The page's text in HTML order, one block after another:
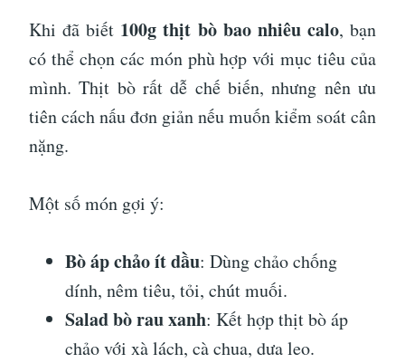
Khi đã biết 100g thịt bò bao nhiêu calo, bạn
có thể chọn các món phù hợp với mục tiêu của
mình. Thịt bò rất dễ chế biến, nhưng nên ưu
tiên cách nấu đơn giản nếu muốn kiểm soát cân
nặng.
Một số món gợi ý:
Bò áp chảo ít dầu: Dùng chảo chống
dính, nêm tiêu, tỏi, chút muối.
Salad bò rau xanh: Kết hợp thịt bò áp
chảo với xà lách, cà chua, dưa leo.